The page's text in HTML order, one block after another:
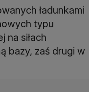
ładunkami
typu
na siłach
bazy, zaś drugi w